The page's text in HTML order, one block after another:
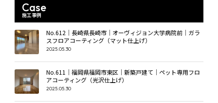
Case
施工事例
No.612｜長崎県長崎市｜オーヴィジョン大学病院前｜ガラ
スフロアコーティング（マット仕上げ）
2025.05.30
No.611｜福岡県福岡市東区｜新築戸建て｜ペット専用フロ
アコーティング（光沢仕上げ）
2025.05.30